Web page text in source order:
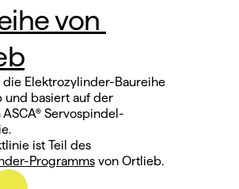
von
die Elektrozylinder-Baureihe
und basiert auf der
Servospindel-
Die Produktlinie ist Teil des
Programms von Ortlieb.